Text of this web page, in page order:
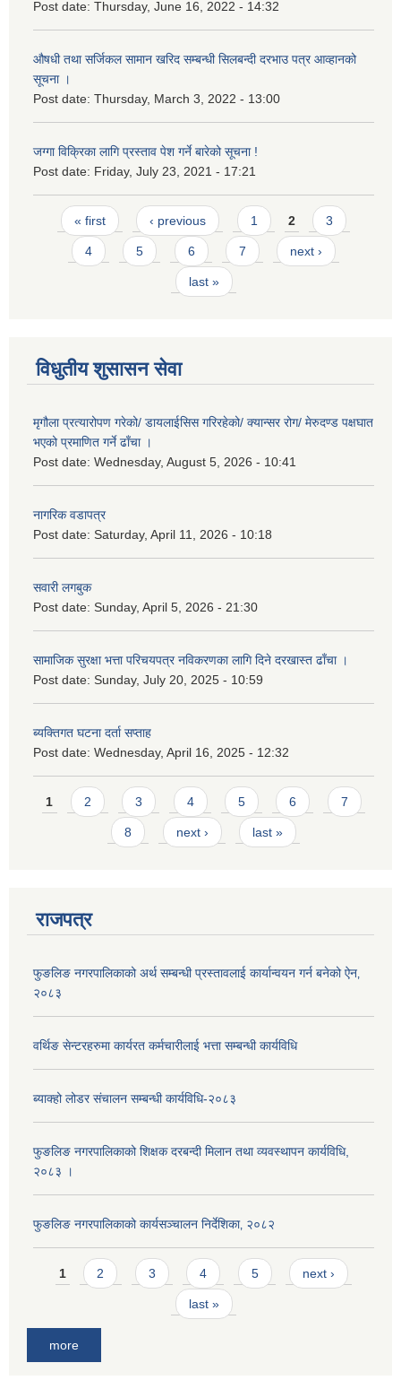
Post date: Thursday, June 16, 2022 - 14:32
औषधी तथा सर्जिकल सामान खरिद सम्बन्धी सिलबन्दी दरभाउ पत्र आव्हानको
सूचना ।
Post date: Thursday, March 3, 2022 - 13:00
जग्गा विक्रिका लागि प्रस्ताव पेश गर्ने बारेको सूचना !
Post date: Friday, July 23, 2021 - 17:21
Pages
« first ‹ previous 1 2 3
4 5 6 7 next ›
last »
विधुतीय शुसासन सेवा
मृगौला प्रत्यारोपण गरेको/ डायलाईसिस गरिरहेको/ क्यान्सर रोग/ मेरुदण्ड पक्षघात
भएको प्रमाणित गर्ने ढाँचा ।
Post date: Wednesday, August 5, 2026 - 10:41
नागरिक वडापत्र
Post date: Saturday, April 11, 2026 - 10:18
सवारी लगबुक
Post date: Sunday, April 5, 2026 - 21:30
सामाजिक सुरक्षा भत्ता परिचयपत्र नविकरणका लागि दिने दरखास्त ढाँचा ।
Post date: Sunday, July 20, 2025 - 10:59
ब्यक्तिगत घटना दर्ता सप्ताह
Post date: Wednesday, April 16, 2025 - 12:32
Pages
1 2 3 4 5 6 7
8 next › last »
राजपत्र
फुङलिङ नगरपालिकाको अर्थ सम्बन्धी प्रस्तावलाई कार्यान्वयन गर्न बनेको ऐन‚
२०८३
वर्थिङ सेन्टरहरुमा कार्यरत कर्मचारीलाई भत्ता सम्बन्धी कार्यविधि
ब्याक्हो लोडर संचालन सम्बन्धी कार्यविधि-२०८३
फुङलिङ नगरपालिकाको शिक्षक दरबन्दी मिलान तथा व्यवस्थापन कार्यविधि,
२०८३ ।
फुङलिङ नगरपालिकाको कार्यसञ्चालन निर्देशिका‚ २०८२
Pages
1 2 3 4 5 next ›
last »
more